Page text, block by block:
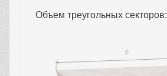
Объем треугольных секторов: